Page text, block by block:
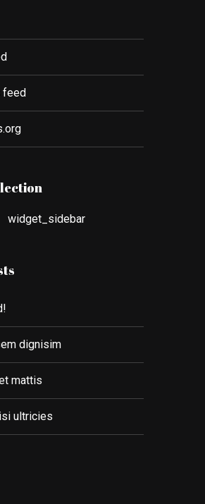
feed
dignisim
mattis
ultricies